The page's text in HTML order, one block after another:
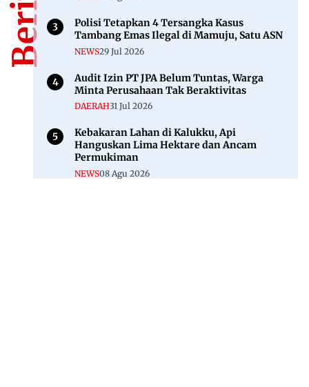
Polisi Tetapkan 4 Tersangka Kasus
Tambang Emas Ilegal di Mamuju, Satu ASN
NEWS29 Jul 2026
Audit Izin PT JPA Belum Tuntas, Warga
Minta Perusahaan Tak Beraktivitas
DAERAH31 Jul 2026
Kebakaran Lahan di Kalukku, Api
Hanguskan Lima Hektare dan Ancam
Permukiman
NEWS08 Agu 2026